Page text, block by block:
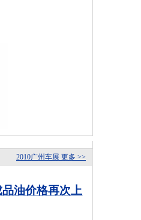
更多 >>
2010广州车展
油价格再次上